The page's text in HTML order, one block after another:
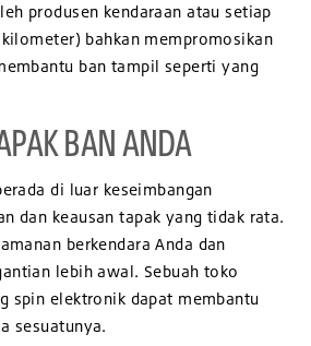
produsen kendaraan atau setiap
bahkan mempromosikan
ban tampil seperti yang
BAN ANDA
di luar keseimbangan
dan keausan tapak yang tidak rata.
berkendara Anda dan
lebih awal. Sebuah toko
spin elektronik dapat membantu
sesuatunya.